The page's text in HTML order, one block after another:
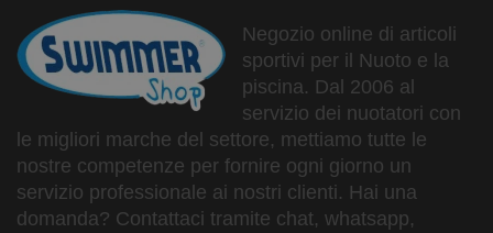
Negozio online di articoli
sportivi per il Nuoto e la
piscina. Dal 2006 al
servizio dei nuotatori con
le migliori marche del settore, mettiamo tutte le
nostre competenze per fornire ogni giorno un
servizio professionale ai nostri clienti. Hai una
domanda? Contattaci tramite chat, whatsapp,